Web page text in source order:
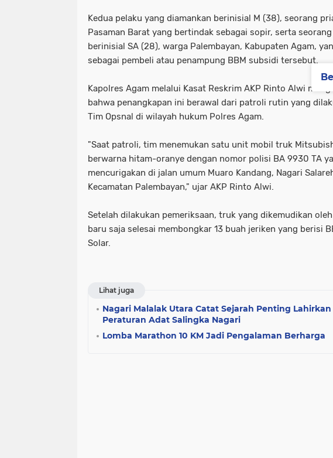
Kedua pelaku yang diamankan berinisial M (38), seorang
Pasaman Barat yang bertindak sebagai sopir, serta
berinisial SA (28), warga Palembayan, Kabupaten Agam,
sebagai pembeli atau penampung BBM subsidi tersebut.
Kapolres Agam melalui Kasat Reskrim AKP Rinto Alwi
bahwa penangkapan ini berawal dari patroli rutin yang
Tim Opsnal di wilayah hukum Polres Agam.
"Saat patroli, tim menemukan satu unit mobil truk
berwarna hitam-oranye dengan nomor polisi BA 9930 TA
mencurigakan di jalan umum Muaro Kandang, Nagari
Kecamatan Palembayan," ujar AKP Rinto Alwi.
Setelah dilakukan pemeriksaan, truk yang dikemudikan
baru saja selesai membongkar 13 buah jeriken yang berisi
Solar.
Lihat juga
Nagari Malalak Utara Catat Sejarah Penting Lahirkan
Peraturan Adat Salingka Nagari
Lomba Marathon 10 KM Jadi Pengalaman Berharga